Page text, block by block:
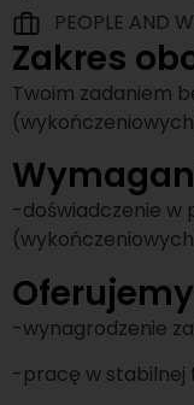
PEOPLE AND
Zakres
Twoim zadaniem
-doświadczenie w
Oferujemy
-wynagrodzenie
-pracę w stabilnej